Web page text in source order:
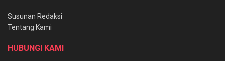
Susunan Redaksi
Tentang Kami
HUBUNGI KAMI